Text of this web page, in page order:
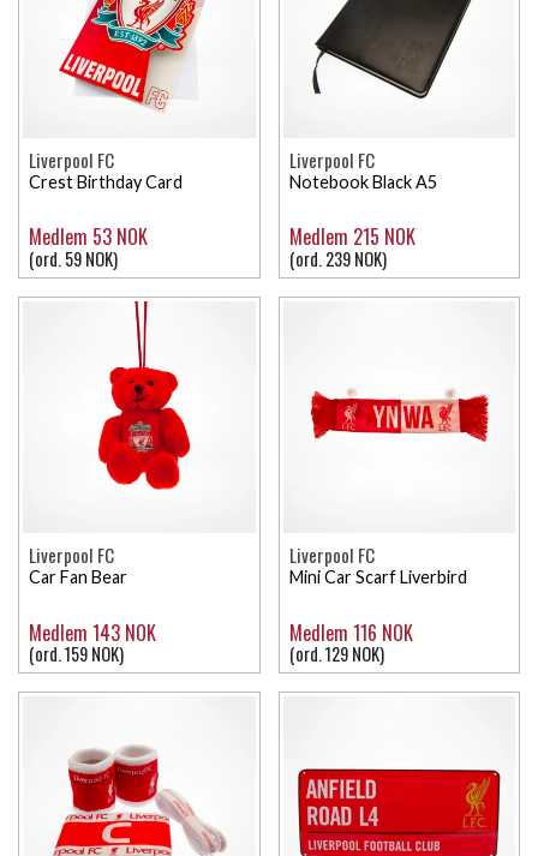
Liverpool FC
Crest Birthday Card
Medlem 53 NOK
(ord. 59 NOK)
Liverpool FC
Notebook Black A5
Medlem 215 NOK
(ord. 239 NOK)
Liverpool FC
Car Fan Bear
Medlem 143 NOK
(ord. 159 NOK)
Liverpool FC
Mini Car Scarf Liverbird
Medlem 116 NOK
(ord. 129 NOK)